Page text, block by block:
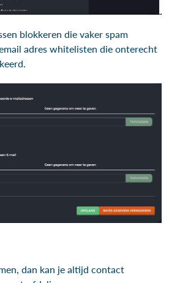
blokkeren die vaker spam
adres whitelisten die onterecht
dan kan je altijd contact